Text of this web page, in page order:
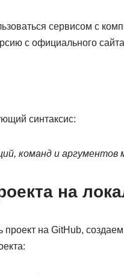
сервисом с
с официального
синтаксис:
команд и
на
проект на GitHub,